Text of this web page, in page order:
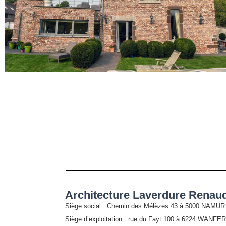
Architecture Laverdure
Siège social : Chemin des Mélèzes 43 à 5000 NAMUR
Siège d’exploitation : rue du Fayt 100 à 6224